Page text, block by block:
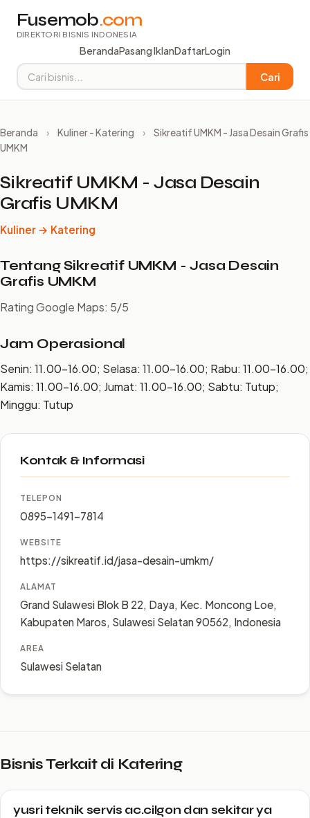
Fusemob.com
DIREKTORI BISNIS INDONESIA
BerandaPasang IklanDaftarLogin
Cari
Beranda › Kuliner - Katering ›
Sikreatif UMKM - Jasa Desain Grafis
UMKM
Sikreatif UMKM - Jasa Desain
Grafis UMKM
Kuliner → Katering
Tentang Sikreatif UMKM - Jasa Desain
Grafis UMKM
Rating Google Maps: 5/5
Jam Operasional
Senin: 11.00–16.00; Selasa: 11.00–16.00; Rabu: 11.00–16.00;
Kamis: 11.00–16.00; Jumat: 11.00–16.00; Sabtu: Tutup;
Minggu: Tutup
Kontak & Informasi
TELEPON
0895-1491-7814
WEBSITE
https://sikreatif.id/jasa-desain-umkm/
ALAMAT
Grand Sulawesi Blok B 22, Daya, Kec. Moncong Loe,
Kabupaten Maros, Sulawesi Selatan 90562, Indonesia
AREA
Sulawesi Selatan
Bisnis Terkait di Katering
yusri teknik servis ac.cilgon dan sekitar ya